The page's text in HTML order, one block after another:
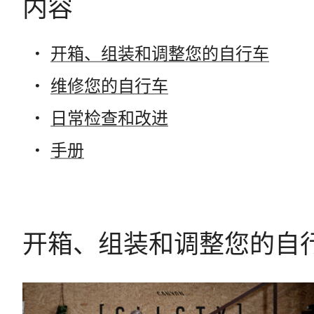
内容
开箱、组装和调整您的自行车
维修您的自行车
日常检查和改进
手册
开箱、组装和调整您的自